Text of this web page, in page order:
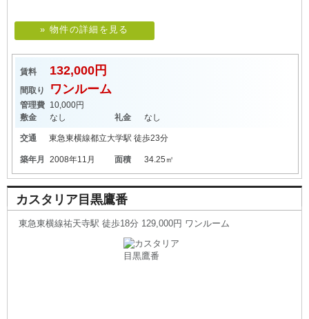
» 物件の詳細を見る
賃料 132,000円
間取り ワンルーム
管理費 10,000円
敷金
なし 礼金 なし
交通 東急東横線都立大学駅 徒歩23分
築年月 2008年11月 面積 34.25㎡
カスタリア目黒鷹番
東急東横線祐天寺駅 徒歩18分 129,000円 ワンルーム